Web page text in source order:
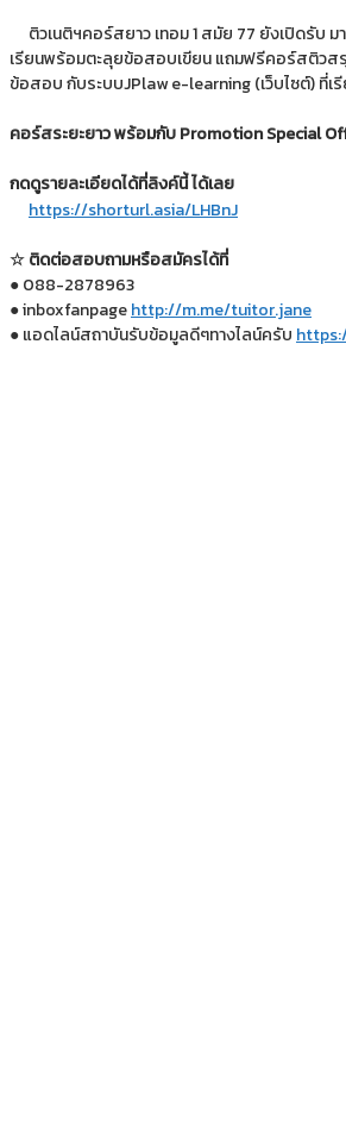
ติวเนติฯคอร์สยาว เทอม 1 สมัย 77 ยังเปิดรับ
เรียนพร้อมตะลุยข้อสอบเขียน แถมฟรีคอร์สติวส
ข้อสอบ กับระบบJPlaw e-learning (เว็บไซต์) ที่เ
คอร์สระยะยาว พร้อมกับ Promotion Special
กดดูรายละเอียดได้ที่ลิงค์นี้ ได้เลย
https://shorturl.asia/LHBnJ
☆ ติดต่อสอบถามหรือสมัครได้ที่
● 088-2878963
● inboxfanpagehttp://m.me/tuitor.jane
● แอดไลน์สถาบันรับข้อมูลดีๆทางไลน์ครับ